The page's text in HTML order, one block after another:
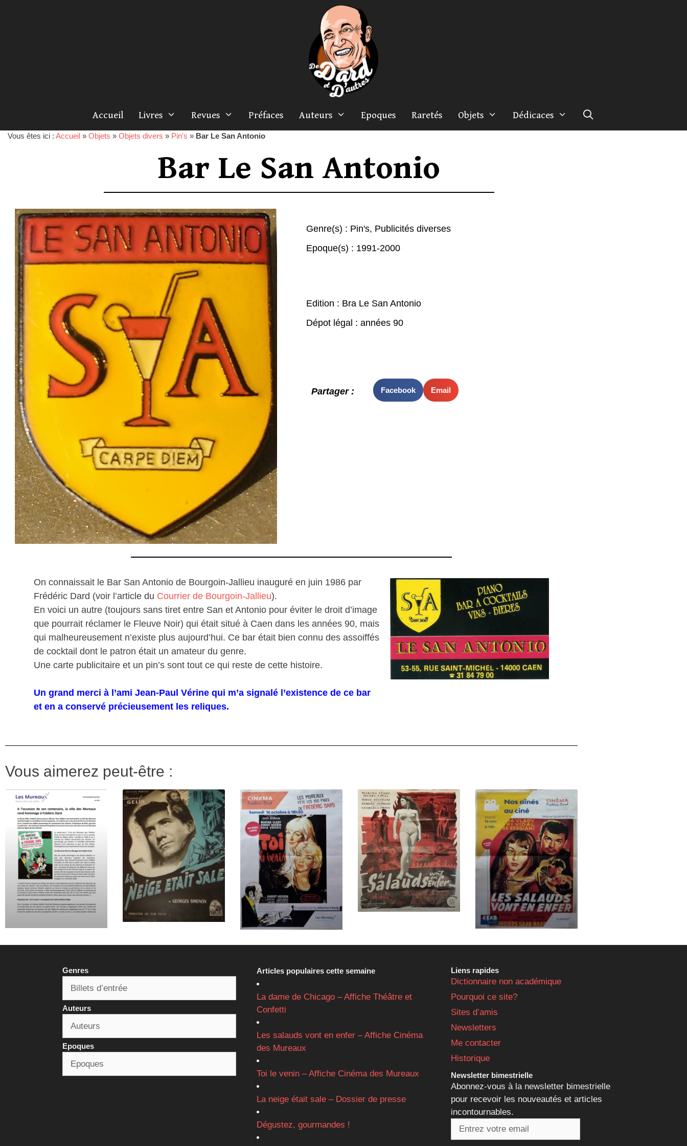
Accueil Livres Revues Préfaces Auteurs Epoques Raretés Objets Dédicaces
Vous êtes ici : Accueil » Objets » Objets divers » Pin's » Bar Le San Antonio
Bar Le San Antonio
Genre(s) : Pin's, Publicités diverses
Epoque(s) : 1991-2000
Edition : Bra Le San Antonio
Dépot légal : années 90
Partager : Facebook Email
On connaissait le Bar San Antonio de Bourgoin-Jallieu inauguré en juin 1986 par
Frédéric Dard (voir l’article du Courrier de Bourgoin-Jallieu).
En voici un autre (toujours sans tiret entre San et Antonio pour éviter le droit d’image
que pourrait réclamer le Fleuve Noir) qui était situé à Caen dans les années 90, mais
qui malheureusement n’existe plus aujourd’hui. Ce bar était bien connu des assoiffés
de cocktail dont le patron était un amateur du genre.
Une carte publicitaire et un pin’s sont tout ce qui reste de cette histoire.
Un grand merci à l’ami Jean-Paul Vérine qui m’a signalé l’existence de ce bar
et en a conservé précieusement les reliques.
Vous aimerez peut-être :
Genres
Auteurs
Epoques
Articles populaires cette semaine
La dame de Chicago – Affiche Théâtre et
Confetti
Les salauds vont en enfer – Affiche Cinéma
des Mureaux
Toi le venin – Affiche Cinéma des Mureaux
La neige était sale – Dossier de presse
Dégustez, gourmandes !
Liens rapides
Dictionnaire non académique
Pourquoi ce site?
Sites d’amis
Newsletters
Me contacter
Historique
Newsletter bimestrielle
Abonnez-vous à la newsletter bimestrielle
pour recevoir les nouveautés et articles
incontournables.